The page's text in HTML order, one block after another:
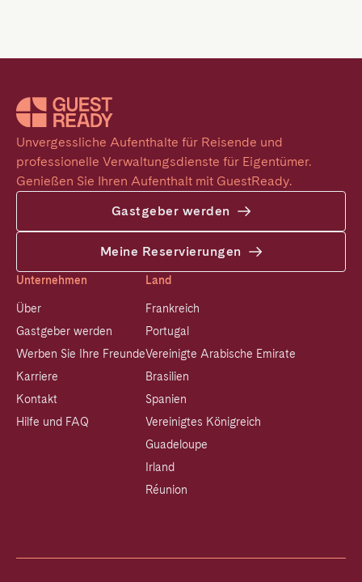
Unvergessliche Aufenthalte für Reisende und
professionelle Verwaltungsdienste für Eigentümer.
Genießen Sie Ihren Aufenthalt mit GuestReady.
Gastgeber werden
Meine Reservierungen
Unternehmen
Über
Gastgeber werden
Werben Sie Ihre Freunde
Karriere
Kontakt
Hilfe und FAQ
Land
Frankreich
Portugal
Vereinigte Arabische Emirate
Brasilien
Spanien
Vereinigtes Königreich
Guadeloupe
Irland
Réunion